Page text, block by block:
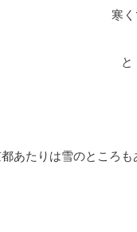
寒
あたりは雪のところ